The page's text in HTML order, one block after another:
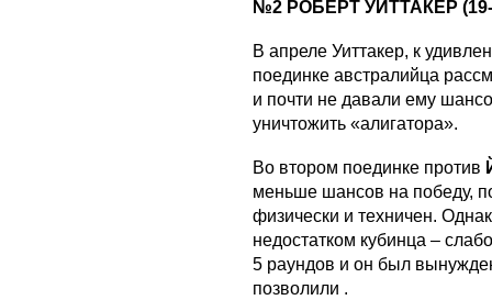
№2 РОБЕРТ УИТТАКЕР
В апреле Уиттакер, к
поединке австралийца
и почти не давали ему
уничтожить «алигатора».
Во втором поединке против
меньше шансов на победу,
физически и техничен.
недостатком кубинца –
5 раундов и он был
позволили .